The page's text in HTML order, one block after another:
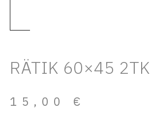
RÄTIK 60×45 2TK
15,00 €